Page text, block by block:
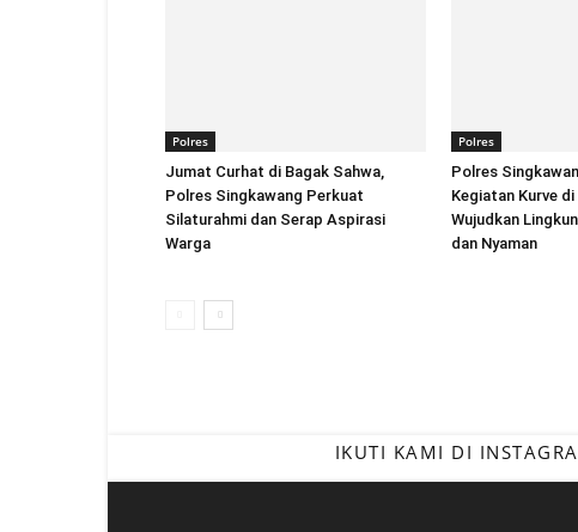
Polres
Jumat Curhat di Bagak Sahwa,
Polres Singkawang Perkuat
Silaturahmi dan Serap Aspirasi
Warga
Polres
Polres
Kegiatan Kurve
Wujudkan
dan Nyaman
IKUTI KAMI DI